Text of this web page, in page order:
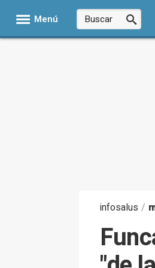
Menú
infosalus /